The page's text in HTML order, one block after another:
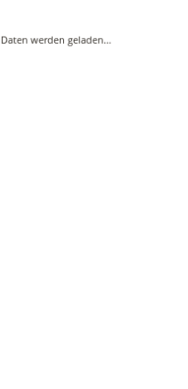
Daten werden geladen…